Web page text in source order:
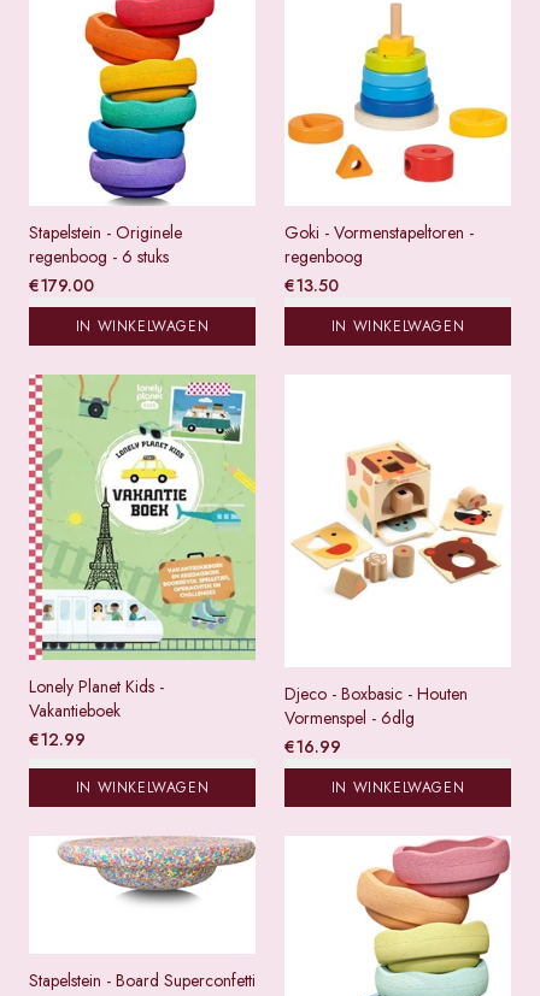
Stapelstein - Originele
regenboog - 6 stuks
€179.00
IN WINKELWAGEN
Goki - Vormenstapeltoren -
regenboog
€13.50
IN WINKELWAGEN
Lonely Planet Kids -
Vakantieboek
€12.99
IN WINKELWAGEN
Djeco - Boxbasic - Houten
Vormenspel - 6dlg
€16.99
IN WINKELWAGEN
Stapelstein - Board Superconfetti